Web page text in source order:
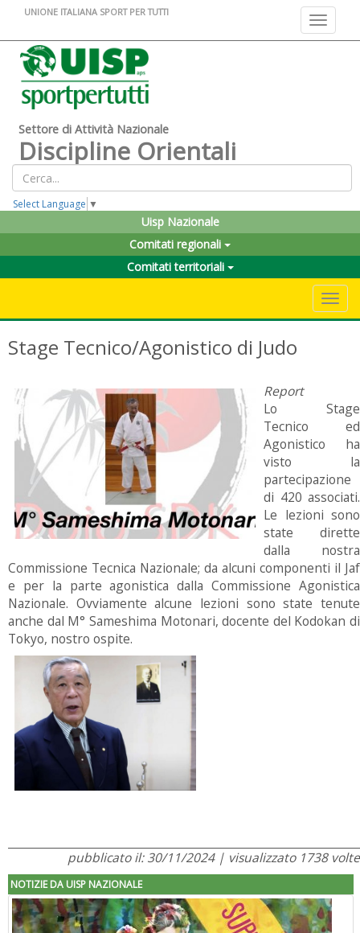
Toggle
UNIONE ITALIANA SPORT PER TUTTI
Settore di Attività Nazionale
Discipline Orientali
Select Language ▼
Uisp Nazionale
Comitati regionali
Comitati territoriali
Stage Tecnico/Agonistico di Judo
Report
Lo Stage
Tecnico ed
Agonistico ha
visto la
partecipazione
di 420 associati.
Le lezioni sono
state dirette
dalla nostra
Commissione Tecnica Nazionale; da alcuni componenti il Jaf
e per la parte agonistica dalla Commissione Agonistica
Nazionale. Ovviamente alcune lezioni sono state tenute
anche dal M° Sameshima Motonari, docente del Kodokan di
Tokyo, nostro ospite.
pubblicato il: 30/11/2024 | visualizzato 1738 volte
NOTIZIE DA UISP NAZIONALE